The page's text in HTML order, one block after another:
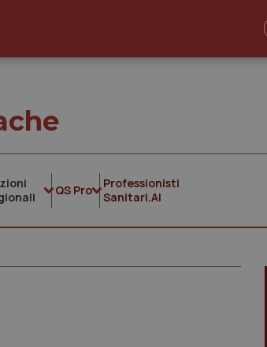
QS Pro
Professionisti
Sanitari.AI